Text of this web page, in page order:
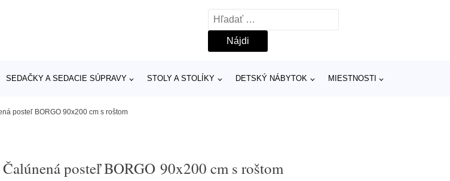
Hľadať:
SEDAČKY A SEDACIE SÚPRAVY STOLY A STOLÍKY DETSKÝ NÁBYTOK MIESTNOSTI
posteľ BORGO 90x200 cm s roštom
Čalúnená posteľ BORGO 90x200 cm s roštom